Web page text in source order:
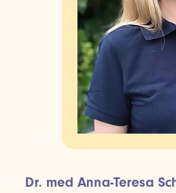
Dr. med Anna-Teresa